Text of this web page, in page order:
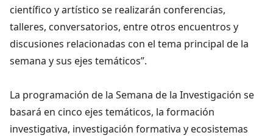
científico y artístico se realizarán conferencias,
talleres, conversatorios, entre otros encuentros y
discusiones relacionadas con el tema principal de la
semana y sus ejes temáticos”.
La programación de la Semana de la Investigación se
basará en cinco ejes temáticos, la formación
investigativa, investigación formativa y ecosistemas